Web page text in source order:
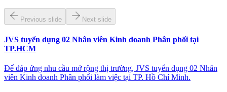
Previous slide Next slide
JVS tuyển dụng 02 Nhân viên Kinh doanh Phân phối tại
TP.HCM
Để đáp ứng nhu cầu mở rộng thị trường, JVS tuyển dụng 02 Nhân
viên Kinh doanh Phân phối làm việc tại TP. Hồ Chí Minh.